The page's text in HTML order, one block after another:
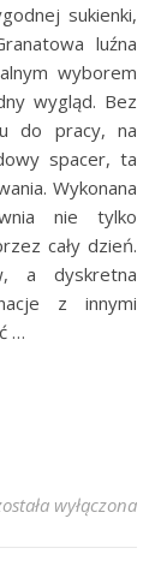
luźna
wyborem
wygląd. Bez
do pracy, na
spacer, ta
Wykonana
nie tylko
cały dzień.
a dyskretna
z innymi
…
luźna
wyłączona